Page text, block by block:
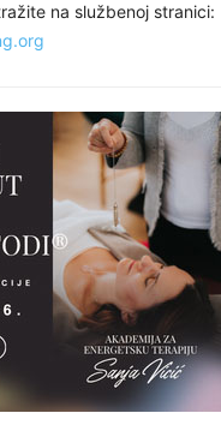
na službenoj stranici: